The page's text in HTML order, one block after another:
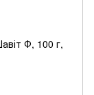
Ф, 100 г,